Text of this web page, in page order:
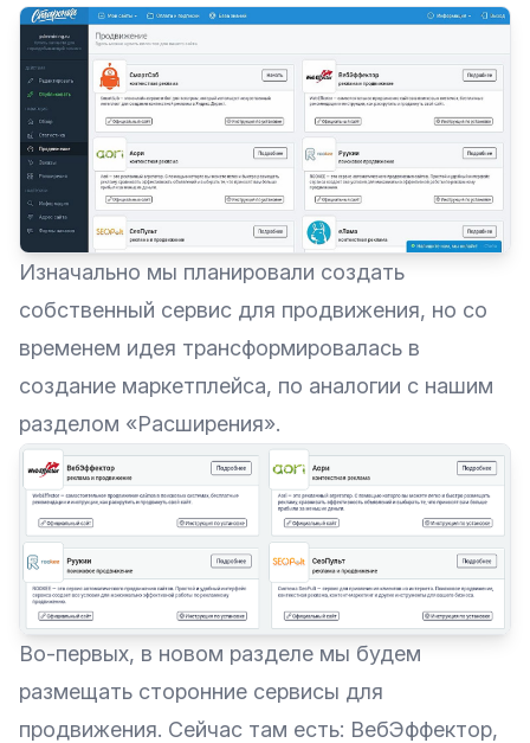
Изначально мы планировали создать
собственный сервис для продвижения, но со
временем идея трансформировалась в
создание маркетплейса, по аналогии с нашим
разделом «Расширения».
Во-первых, в новом разделе мы будем
размещать сторонние сервисы для
продвижения. Сейчас там есть: ВебЭффектор,